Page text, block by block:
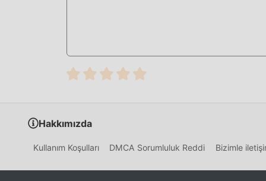
ücretsiz mod sürümünü Stickman Master
popüler mod oyunu vardır. oyna, ne
Hakkımızda
Kullanım Koşulları DMCA Sorumluluk Reddi Bizimle